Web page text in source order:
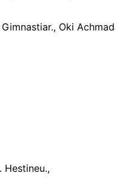
Oki Achmad
Hestineu.,